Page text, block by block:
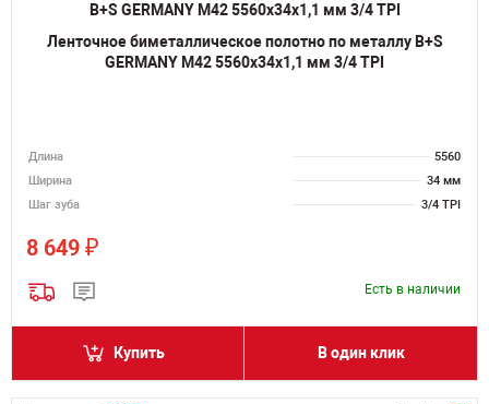
Ленточное биметаллическое полотно по металлу B+S
GERMANY M42 5560х34х1,1 мм 3/4 TPI
Длина
5560
Ширина
34 мм
Шаг зуба
3/4 TPI
8 649 ₽
Есть в наличии
Купить В один клик